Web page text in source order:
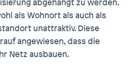
abgehängt zu werden.
als Wohnort als auch als
unattraktiv. Diese
angewiesen, dass die
Netz ausbauen.